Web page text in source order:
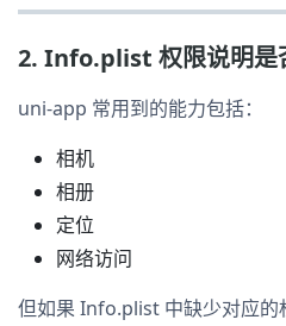
2. Info.plist 权限说明是
uni-app 常用到的能力包括：
相机
相册
定位
网络访问
但如果 Info.plist 中缺少对应的